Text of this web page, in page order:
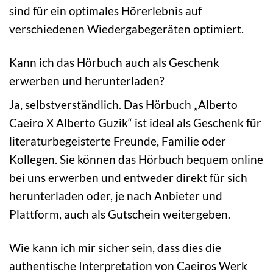
sind für ein optimales Hörerlebnis auf
verschiedenen Wiedergabegeräten optimiert.
Kann ich das Hörbuch auch als Geschenk
erwerben und herunterladen?
Ja, selbstverständlich. Das Hörbuch „Alberto
Caeiro X Alberto Guzik“ ist ideal als Geschenk für
literaturbegeisterte Freunde, Familie oder
Kollegen. Sie können das Hörbuch bequem online
bei uns erwerben und entweder direkt für sich
herunterladen oder, je nach Anbieter und
Plattform, auch als Gutschein weitergeben.
Wie kann ich mir sicher sein, dass dies die
authentische Interpretation von Caeiros Werk